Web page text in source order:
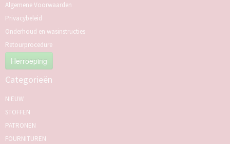
Algemene Voorwaarden
Privacybeleid
Onderhoud en wasinstructies
Retourprocedure
Herroeping
Categorieën
NIEUW
STOFFEN
PATRONEN
FOURNITUREN